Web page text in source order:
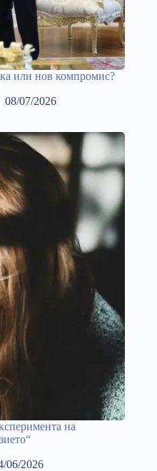
или нов компромис?
08/07/2026
на
06/2026